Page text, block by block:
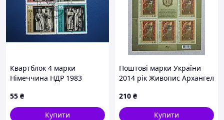
Квартблок 4 марки
Німеччина НДР 1983
Собор Наумбург СГ
спецгасіння
55 ₴
Купити
Поштові марки України
2014 рік Живопис Архангел
України
210 ₴
Купити